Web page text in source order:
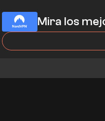
Mira los